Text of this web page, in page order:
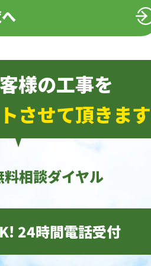
様の工事を
させて頂きま
相談ダイヤル
24時間電話受付